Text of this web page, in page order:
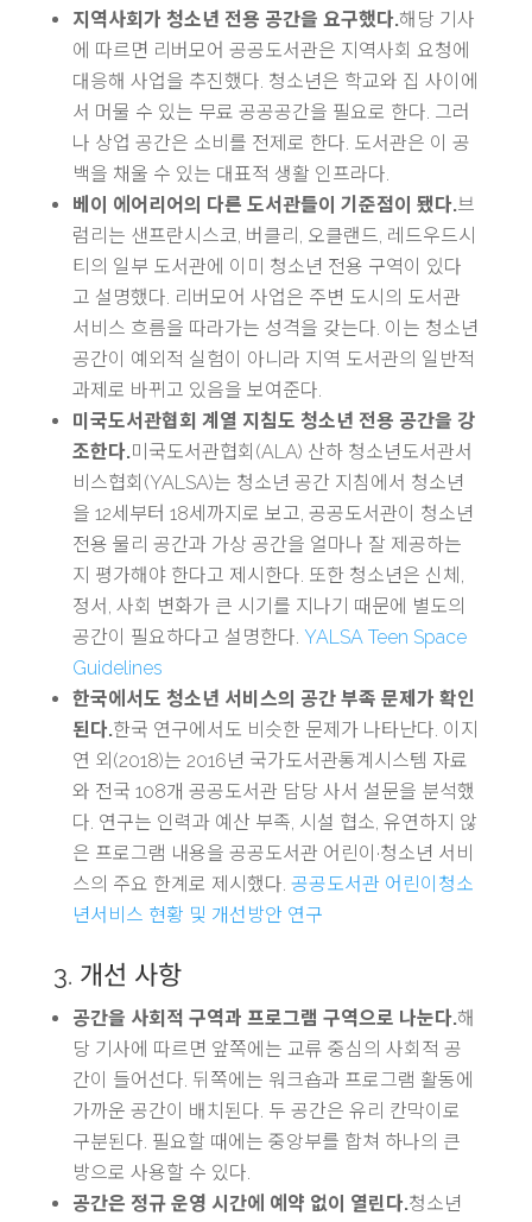
지역사회가 청소년 전용 공간을 요구했다.해당 기사
에 따르면 리버모어 공공도서관은 지역사회 요청에
대응해 사업을 추진했다. 청소년은 학교와 집 사이에
서 머물 수 있는 무료 공공공간을 필요로 한다. 그러
나 상업 공간은 소비를 전제로 한다. 도서관은 이 공
백을 채울 수 있는 대표적 생활 인프라다.
베이 에어리어의 다른 도서관들이 기준점이 됐다.브
럼리는 샌프란시스코, 버클리, 오클랜드, 레드우드시
티의 일부 도서관에 이미 청소년 전용 구역이 있다
고 설명했다. 리버모어 사업은 주변 도시의 도서관
서비스 흐름을 따라가는 성격을 갖는다. 이는 청소년
공간이 예외적 실험이 아니라 지역 도서관의 일반적
과제로 바뀌고 있음을 보여준다.
미국도서관협회 계열 지침도 청소년 전용 공간을 강
조한다.미국도서관협회(ALA) 산하 청소년도서관서
비스협회(YALSA)는 청소년 공간 지침에서 청소년
을 12세부터 18세까지로 보고, 공공도서관이 청소년
전용 물리 공간과 가상 공간을 얼마나 잘 제공하는
지 평가해야 한다고 제시한다. 또한 청소년은 신체,
정서, 사회 변화가 큰 시기를 지나기 때문에 별도의
공간이 필요하다고 설명한다. YALSA Teen Space
Guidelines
한국에서도 청소년 서비스의 공간 부족 문제가 확인
된다.한국 연구에서도 비슷한 문제가 나타난다. 이지
연 외(2018)는 2016년 국가도서관통계시스템 자료
와 전국 108개 공공도서관 담당 사서 설문을 분석했
다. 연구는 인력과 예산 부족, 시설 협소, 유연하지 않
은 프로그램 내용을 공공도서관 어린이·청소년 서비
스의 주요 한계로 제시했다. 공공도서관 어린이청소
년서비스 현황 및 개선방안 연구
3. 개선 사항
공간을 사회적 구역과 프로그램 구역으로 나눈다.해
당 기사에 따르면 앞쪽에는 교류 중심의 사회적 공
간이 들어선다. 뒤쪽에는 워크숍과 프로그램 활동에
가까운 공간이 배치된다. 두 공간은 유리 칸막이로
구분된다. 필요할 때에는 중앙부를 합쳐 하나의 큰
방으로 사용할 수 있다.
공간은 정규 운영 시간에 예약 없이 열린다.청소년